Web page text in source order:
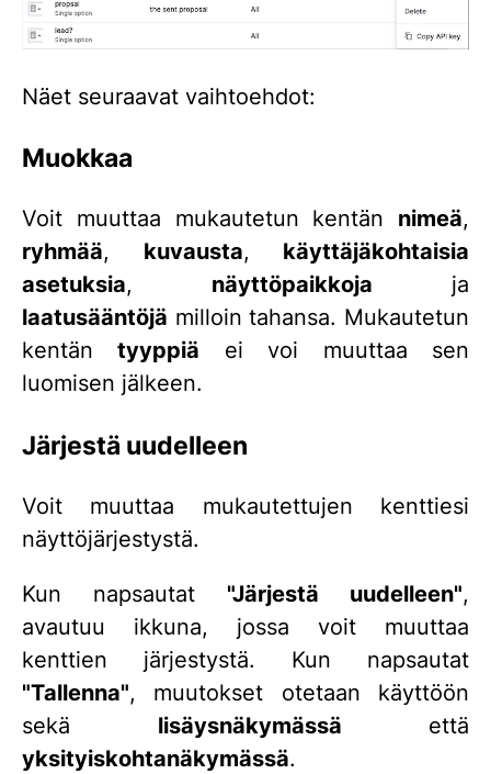
Näet seuraavat vaihtoehdot:
Muokkaa
Voit muuttaa mukautetun kentän nimeä,
ryhmää, kuvausta, käyttäjäkohtaisia
asetuksia, näyttöpaikkoja ja
laatusääntöjä milloin tahansa. Mukautetun
kentäntyyppiä ei voi muuttaa sen
luomisen jälkeen.
Järjestä uudelleen
Voit muuttaa mukautettujen kenttiesi
näyttöjärjestystä.
Kun napsautat "Järjestä uudelleen",
avautuu ikkuna, jossa voit muuttaa
kenttien järjestystä. Kun napsautat
"Tallenna", muutokset otetaan käyttöön
sekä lisäysnäkymässä että
yksityiskohtanäkymässä.